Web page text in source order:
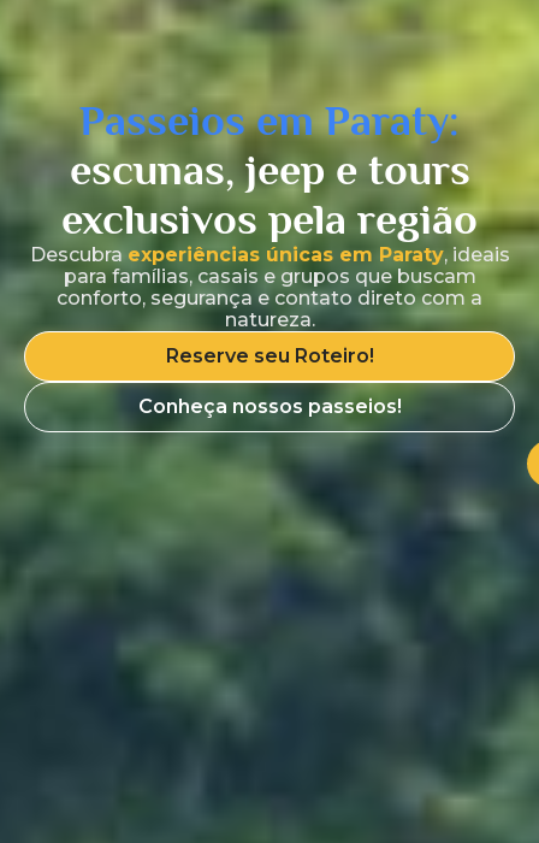
Passeios em Paraty:
escunas, jeep e tours
exclusivos pela região
Descubra experiências únicas em Paraty, ideais
para famílias, casais e grupos que buscam
conforto, segurança e contato direto com a
natureza.
Reserve seu Roteiro!
Conheça nossos passeios!